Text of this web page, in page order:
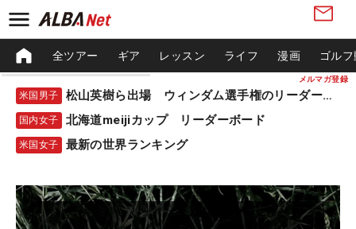
メルマガ登録
全ツアー ギア レッスン ライフ 漫画 ゴル
米国男子 松山英樹ら出場 ウィンダム選手権のリーダーボード
国内女子 北海道meijiカップ リーダーボード
米国女子 最新の世界ランキング